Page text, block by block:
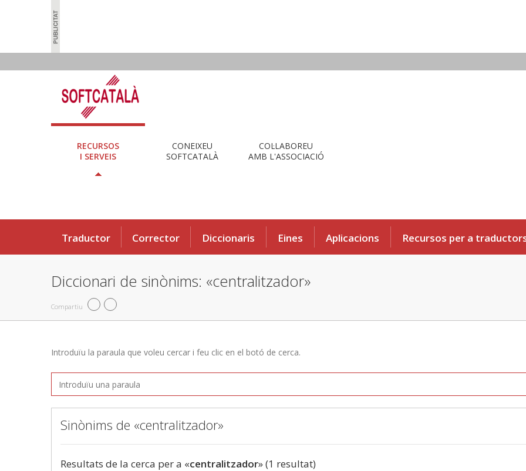
RECURSOS
I SERVEIS
CONEIXEU
SOFTCATALÀ
COL·LABOREU
AMB L'ASSOCIACIÓ
Traductor Corrector Diccionaris Eines Aplicacions Recursos per a
Diccionari de sinònims: «centralitzador»
Compartiu
Introduïu la paraula que voleu cercar i feu clic en el botó de cerca.
Sinònims de «centralitzador»
Resultats de la cerca per a «centralitzador» (1 resultat)